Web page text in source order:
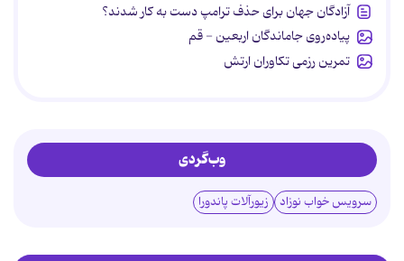
آزادگان جهان برای حذف ترامپ دست به کار شدند؟
پیاده‌روی جاماندگان اربعین - قم
تمرین رزمی تکاوران ارتش
وب‌گردی
سرویس خواب نوزاد زیورآلات پاندورا